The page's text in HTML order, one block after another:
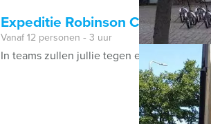
Expeditie Robinson City Game
Vanaf 12 personen ‐ 3 uur
In teams zullen jullie tegen elkaar strijden